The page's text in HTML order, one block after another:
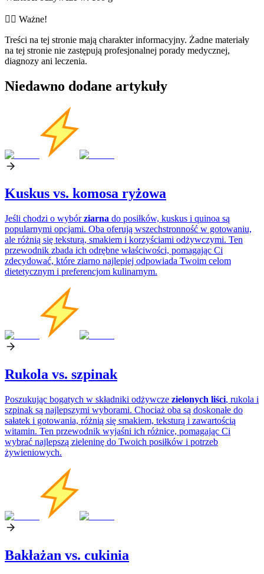
👨‍⚕️️ Ważne!
Treści na tej stronie mają charakter informacyjny. Żadne materiały
na tej stronie nie zastępują profesjonalnej porady medycznej,
diagnozy ani leczenia.
Niedawno dodane artykuły
Kuskus vs. komosa ryżowa
Jeśli chodzi o wybórziarna do posiłków, kuskus i quinoa są
popularnymi opcjami. Oba oferują wszechstronność w gotowaniu,
ale różnią się teksturą, smakiem i korzyściami odżywczymi. Ten
przewodnik zbada ich odrębne właściwości, pomagając Ci
zdecydować, które ziarno najlepiej odpowiada Twoim celom
dietetycznym i preferencjom kulinarnym.
Rukola vs. szpinak
Poszukując bogatych w składniki odżywcze zielonych liści, rukola i
szpinak są najlepszymi wyborami. Chociaż oba są doskonałe do
sałatek i gotowania, różnią się smakiem, teksturą i zawartością
witamin. Ten przewodnik wyjaśni ich różnice, pomagając Ci
wybrać najlepszą zieleninę do Twoich posiłków i potrzeb
żywieniowych.
Bakłażan vs. cukinia